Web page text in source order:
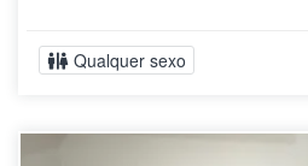
Qualquer sexo